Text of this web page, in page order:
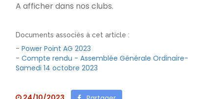
A afficher dans nos clubs.
Documents associés à cet article :
- Power Point AG 2023
- Compte rendu - Assemblée Générale Ordinaire-
Samedi 14 octobre 2023